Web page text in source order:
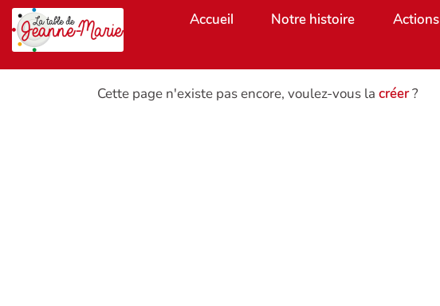
Aller au contenu principal Accueil Notre histoire Actions
Cette page n'existe pas encore, voulez-vous la créer?